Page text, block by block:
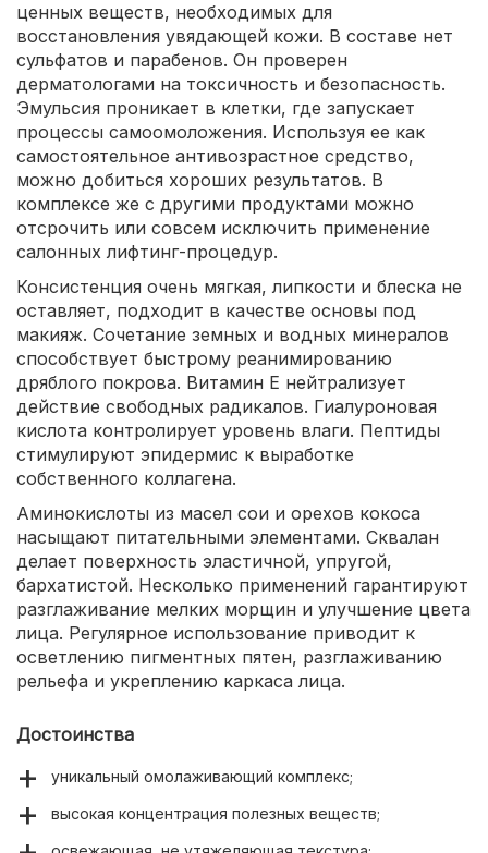
ценных веществ, необходимых для
восстановления увядающей кожи. В составе нет
сульфатов и парабенов. Он проверен
дерматологами на токсичность и безопасность.
Эмульсия проникает в клетки, где запускает
процессы самоомоложения. Используя ее как
самостоятельное антивозрастное средство,
можно добиться хороших результатов. В
комплексе же с другими продуктами можно
отсрочить или совсем исключить применение
салонных лифтинг-процедур.
Консистенция очень мягкая, липкости и блеска не
оставляет, подходит в качестве основы под
макияж. Сочетание земных и водных минералов
способствует быстрому реанимированию
дряблого покрова. Витамин Е нейтрализует
действие свободных радикалов. Гиалуроновая
кислота контролирует уровень влаги. Пептиды
стимулируют эпидермис к выработке
собственного коллагена.
Аминокислоты из масел сои и орехов кокоса
насыщают питательными элементами. Сквалан
делает поверхность эластичной, упругой,
бархатистой. Несколько применений гарантируют
разглаживание мелких морщин и улучшение цвета
лица. Регулярное использование приводит к
осветлению пигментных пятен, разглаживанию
рельефа и укреплению каркаса лица.
Достоинства
уникальный омолаживающий комплекс;
высокая концентрация полезных веществ;